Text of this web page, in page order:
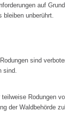
auf
bleiben unberührt.
sind
sind.
Rodungen
der Waldbehörde